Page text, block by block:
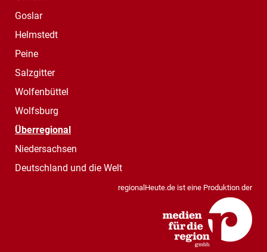
Goslar
Helmstedt
Peine
Salzgitter
Wolfenbüttel
Wolfsburg
Überregional
Niedersachsen
Deutschland und die Welt
regionalHeute.de ist eine Produktion der